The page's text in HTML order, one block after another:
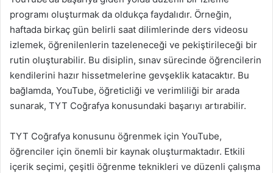
programı oluşturmak da oldukça faydalıdır. Örneğin,
haftada birkaç gün belirli saat dilimlerinde ders videosu
izlemek, öğrenilenlerin tazeleneceği ve pekiştirileceği bir
rutin oluşturabilir. Bu disiplin, sınav sürecinde öğrencilerin
kendilerini hazır hissetmelerine gevşeklik katacaktır. Bu
bağlamda, YouTube, öğreticliği ve verimliliği bir arada
sunarak, TYT Coğrafya konusundaki başarıyı artırabilir.
TYT Coğrafya konusunu öğrenmek için YouTube,
öğrenciler için önemli bir kaynak oluşturmaktadır. Etkili
içerik seçimi, çeşitli öğrenme teknikleri ve düzenli çalışma